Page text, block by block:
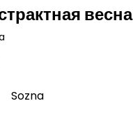
весна
Sozna